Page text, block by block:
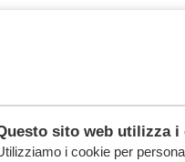
sito web utilizza i
i cookie per